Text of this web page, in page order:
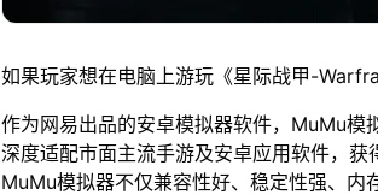
如果玩家想在电脑上游玩《星际战甲-
作为网易出品的安卓模拟器软件，MuMu
深度适配市面主流手游及安卓应用软件，
MuMu模拟器不仅兼容性好、稳定性强、